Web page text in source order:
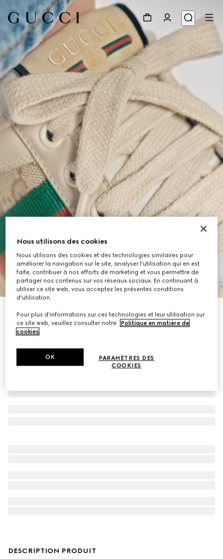
7
Screener version mule pour femme
CA$970
DESCRIPTION PRODUIT
Nous utilisons des cookies
Nous utilisons des cookies et des technologies similaires pour
améliorer la navigation sur le site, analyser l'utilisation qui en est
faite, contribuer à nos efforts de marketing et vous permettre de
partager nos contenus sur vos réseaux sociaux. En continuant à
utiliser ce site web, vous acceptez les présentes conditions
d'utilisation.
Pour plus d'informations sur ces technologies et leur utilisation sur
ce site web, veuillez consulter notre
Politique en matière de
cookies.
PARAMÈTRES DES
COOKIES
OK